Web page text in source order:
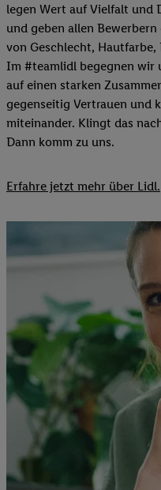
legen Wert auf Vielfalt und
und geben allen
von Geschlecht,
Im #teamlidl begegnen wir
auf einen starken
gegenseitig Vertrauen und
miteinander. Klingt das
Dann komm zu uns.​
Erfahre jetzt mehr über Lidl.